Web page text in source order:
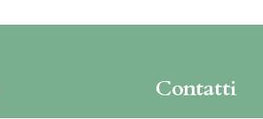
Contatti